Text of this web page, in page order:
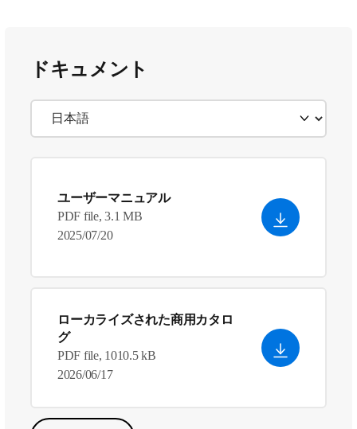
ドキュメント
ユーザーマニュアル
PDF file, 3.1 MB
2025/07/20
ローカライズされた商用カタロ
グ
PDF file, 1010.5 kB
2026/06/17